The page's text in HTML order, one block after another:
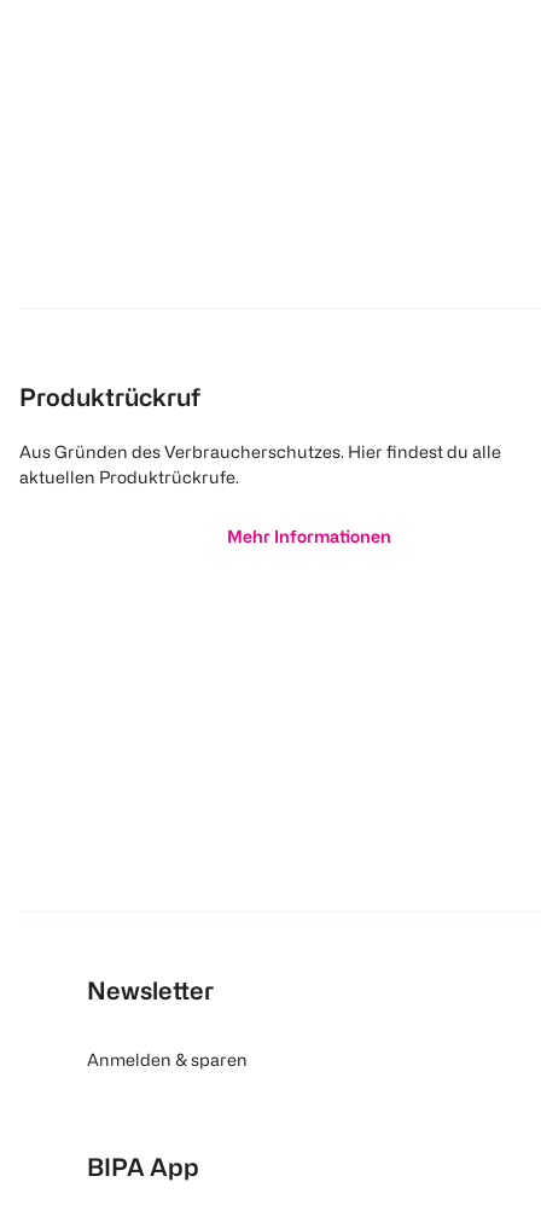
Produktrückruf
Aus Gründen des Verbraucherschutzes. Hier findest du alle
aktuellen Produktrückrufe.
Mehr Informationen
Newsletter
Anmelden & sparen
BIPA App